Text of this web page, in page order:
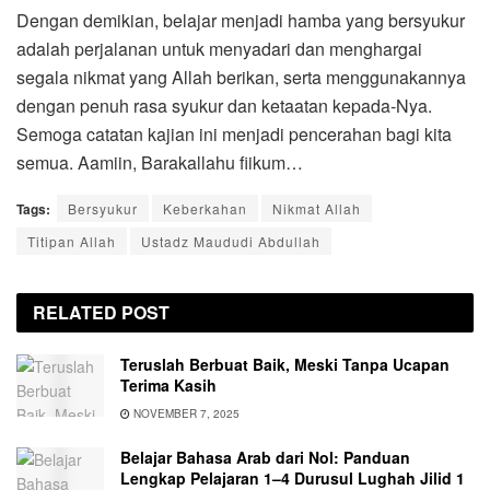
Dengan demikian, belajar menjadi hamba yang bersyukur
adalah perjalanan untuk menyadari dan menghargai
segala nikmat yang Allah berikan, serta menggunakannya
dengan penuh rasa syukur dan ketaatan kepada-Nya.
Semoga catatan kajian ini menjadi pencerahan bagi kita
semua. Aamiin, Barakallahu fiikum…
Tags: Bersyukur Keberkahan
Nikmat Allah
Titipan Allah
Ustadz Maududi Abdullah
RELATED POST
Teruslah Berbuat Baik, Meski Tanpa Ucapan
Terima Kasih
NOVEMBER 7, 2025
Belajar Bahasa Arab dari Nol: Panduan
Lengkap Pelajaran 1–4 Durusul Lughah Jilid 1